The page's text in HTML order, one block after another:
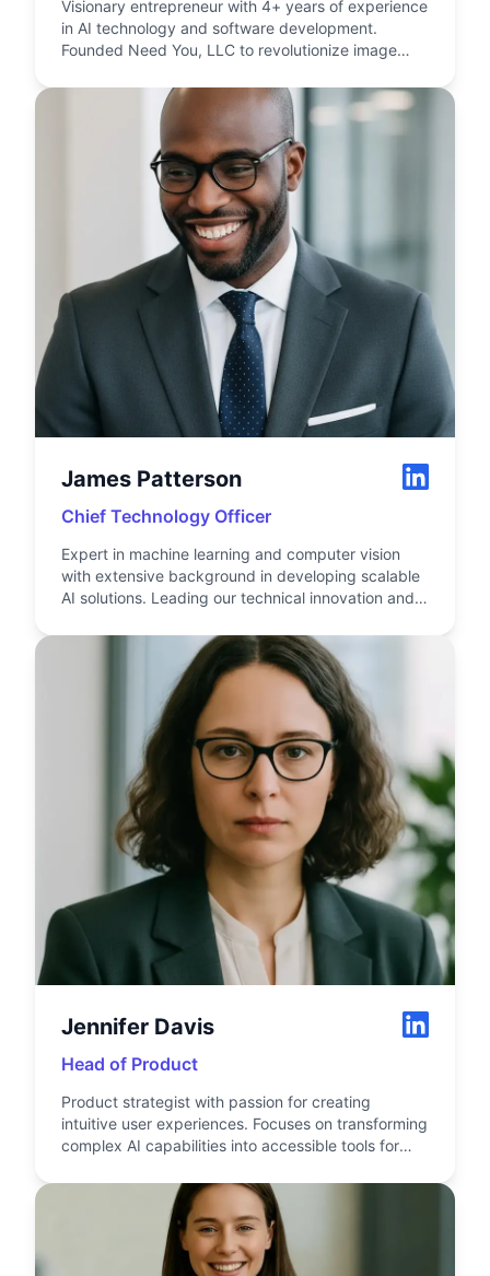
Visionary entrepreneur with 4+ years of experience
in AI technology and software development.
Founded Need You, LLC to revolutionize image
James Patterson
Chief Technology Officer
Expert in machine learning and computer vision
with extensive background in developing scalable
AI solutions. Leading our technical innovation and
Jennifer Davis
Head of Product
Product strategist with passion for creating
intuitive user experiences. Focuses on transforming
complex AI capabilities into accessible tools for